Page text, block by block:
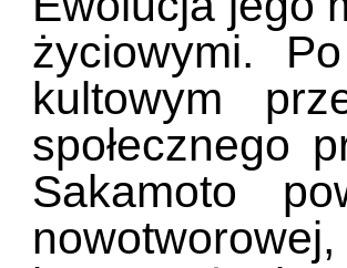
życiowymi.
kultowym
społecznego
Sakamoto